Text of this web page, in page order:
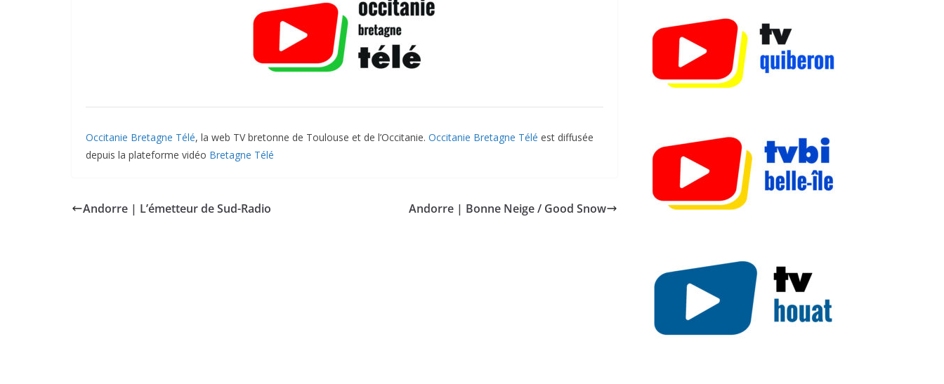
Occitanie Bretagne Télé, la web TV bretonne de Toulouse et de l’Occitanie. Occitanie Bretagne Télé est diffusée
depuis la plateforme vidéo Bretagne Télé
Andorre | L’émetteur de Sud-Radio Andorre | Bonne Neige / Good Snow